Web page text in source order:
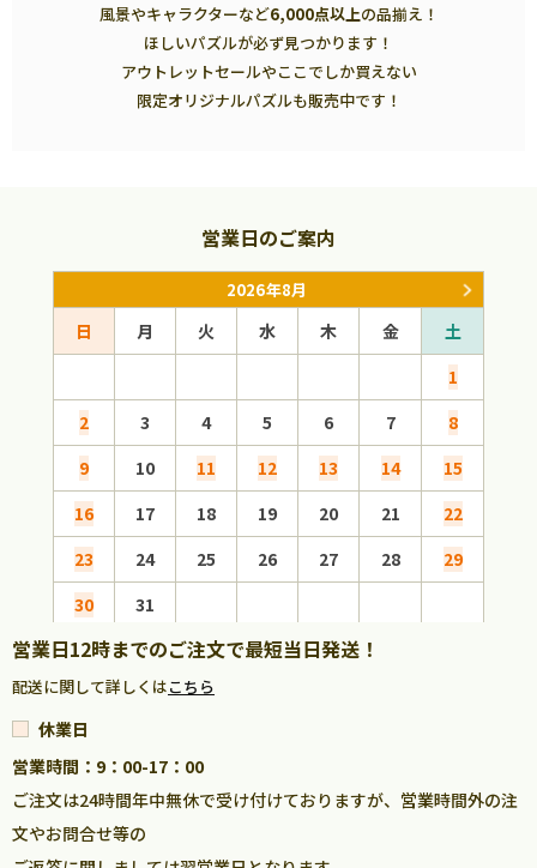
風景やキャラクターなど6,000点以上の品揃え！
ほしいパズルが必ず見つかります！
アウトレットセールやここでしか買えない
限定オリジナルパズルも販売中です！
営業日のご案内
2026年8月
日 月 火 水 木 金
土
1
2
3 4 5 6 7
8
9
10 11 12 13 14
15
16
17 18 19 20 21
22
23
24 25 26 27 28
29
30
31
営業日12時までのご注文で最短当日発送！
配送に関して詳しくはこちら
休業日
営業時間：9：00-17：00
ご注文は24時間年中無休で受け付けておりますが、営業時間外の注
文やお問合せ等の